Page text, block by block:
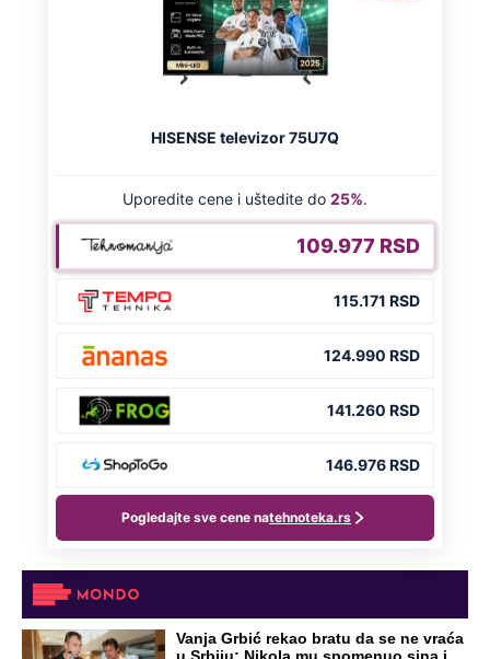
Vanja Grbić rekao bratu da se ne vraća
u Srbiju: Nikola mu spomenuo sina i